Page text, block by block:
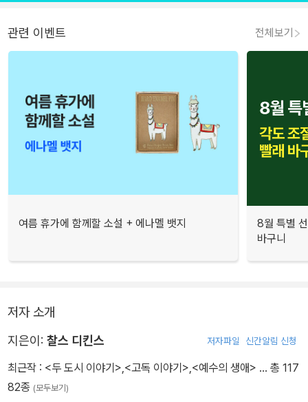
관련 이벤트 전체보기
여름 휴가에 함께할 소설 + 에나멜 뱃지
8월 특별
바구니
저자 소개
지은이: 찰스 디킨스 저자파일 신간알림 신청
최근작 : <두 도시 이야기>,<고독 이야기>,<예수의 생애> … 총 117
82종 (모두보기)